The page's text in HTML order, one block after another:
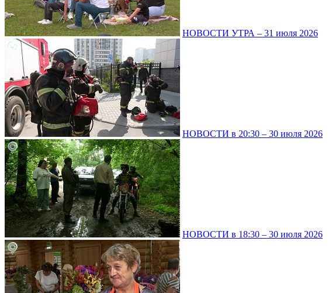
НОВОСТИ УТРА – 31 июля 2026
НОВОСТИ в 20:30 – 30 июля 2026
НОВОСТИ в 18:30 – 30 июля 2026